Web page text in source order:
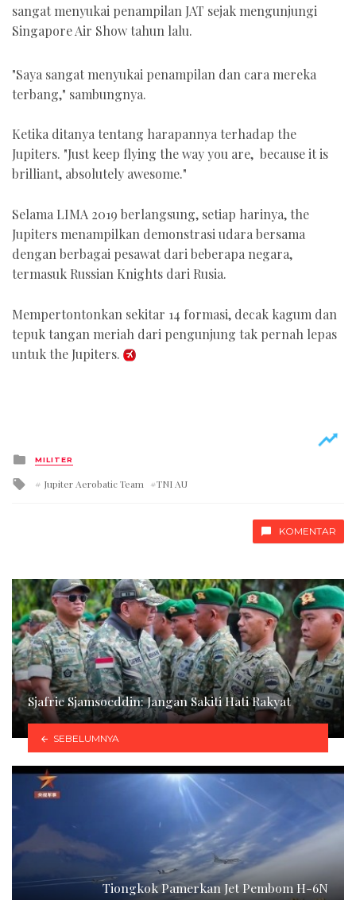
sangat menyukai penampilan JAT sejak mengunjungi
Singapore Air Show tahun lalu.
"Saya sangat menyukai penampilan dan cara mereka
terbang," sambungnya.
Ketika ditanya tentang harapannya terhadap the
Jupiters. "Just keep flying the way you are, because it is
brilliant, absolutely awesome."
Selama LIMA 2019 berlangsung, setiap harinya, the
Jupiters menampilkan demonstrasi udara bersama
dengan berbagai pesawat dari beberapa negara,
termasuk Russian Knights dari Rusia.
Mempertontonkan sekitar 14 formasi, decak kagum dan
tepuk tangan meriah dari pengunjung tak pernah lepas
untuk the Jupiters.
Posted
in
MILITER
Tagged
with
Jupiter Aerobatic Team TNI AU
KOMENTAR
Sjafrie Sjamsoeddin: Jangan Sakiti Hati Rakyat
SEBELUMNYA
Tiongkok Pamerkan Jet Pembom H-6N